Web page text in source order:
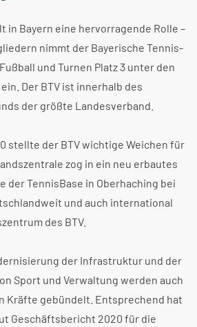
in Bayern eine hervorragende Rolle –
nimmt der Bayerische Tennis-
und Turnen Platz 3 unter den
Der BTV ist innerhalb des
der größte Landesverband.
stellte der BTV wichtige Weichen für
zog in ein neu erbautes
der TennisBase in Oberhaching bei
und auch international
des BTV.
der Infrastruktur und der
Sport und Verwaltung werden auch
Kräfte gebündelt. Entsprechend hat
Geschäftsbericht 2020 für die